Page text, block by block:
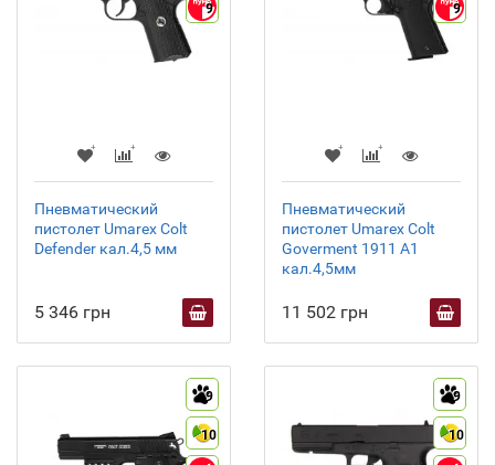
9
Пневматический
пистолет Umarex Colt
Defender кал.4,5 мм
5 346 грн
9
Пневматический
пистолет Umarex Colt
Goverment 1911 A1
кал.4,5мм
11 502 грн
9
10
9
10